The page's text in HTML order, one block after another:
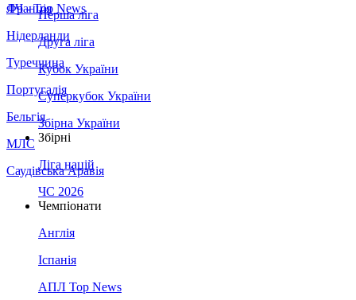
Франція
Нідерланди
Туреччина
Португалія
Бельгія
МЛС
Саудівська Аравія
ЛЧ - Top News
Перша ліга
Друга ліга
Кубок України
Суперкубок України
Збірна України
Збірні
Ліга націй
ЧС 2026
Чемпіонати
Англія
Іспанія
АПЛ Top News